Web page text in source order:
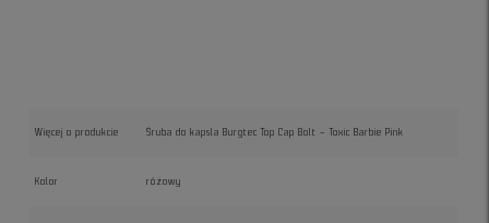
Więcej o produkcie Śruba do kapsla Burgtec Top Cap Bolt – Toxic Barbie Pink
Kolor różowy